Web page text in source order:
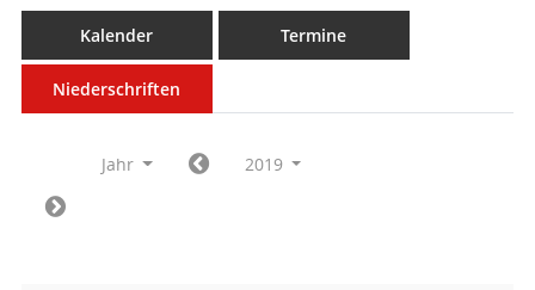
Kalender Termine
Niederschriften
Jahr 2019